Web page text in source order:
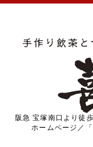
阪急 宝塚南口より徒
ホームページ／